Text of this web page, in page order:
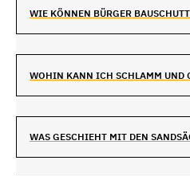
WIE KÖNNEN BÜRGER
WOHIN KANN ICH SCHLAMM UND
WAS GESCHIEHT MIT DEN